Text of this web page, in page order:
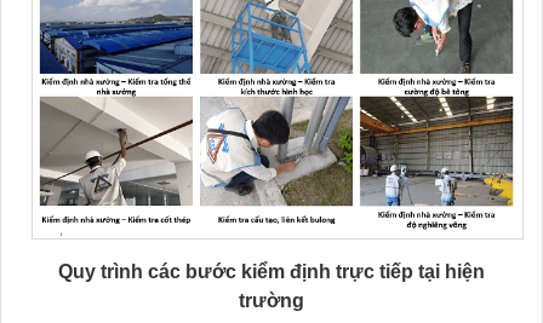
Quy trình các bước kiểm định trực tiếp tại hiện
trường